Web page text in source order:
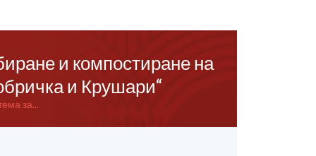
и компостиране на
и Крушари“
за...